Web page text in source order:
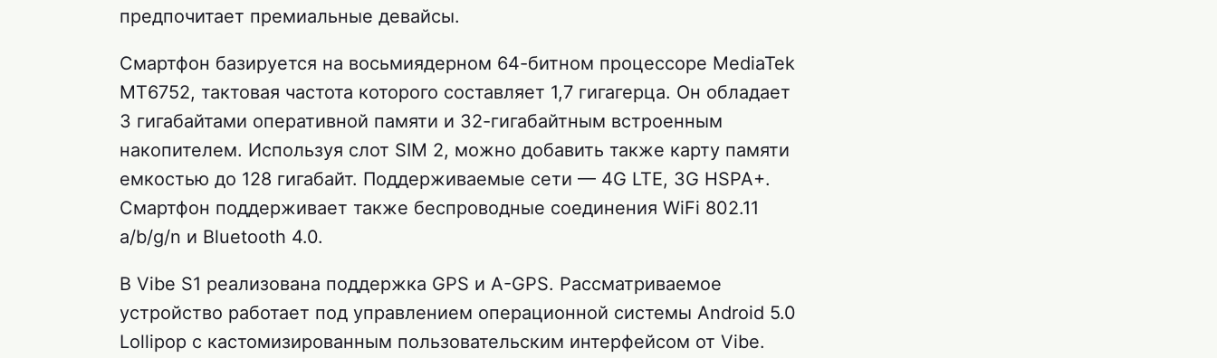
предпочитает премиальные девайсы.
Смартфон базируется на восьмиядерном 64-битном процессоре MediaTek
MT6752, тактовая частота которого составляет 1,7 гигагерца. Он обладает
3 гигабайтами оперативной памяти и 32-гигабайтным встроенным
накопителем. Используя слот SIM 2, можно добавить также карту памяти
емкостью до 128 гигабайт. Поддерживаемые сети — 4G LTE, 3G HSPA+.
Смартфон поддерживает также беспроводные соединения WiFi 802.11
a/b/g/n и Bluetooth 4.0.
В Vibe S1 реализована поддержка GPS и A-GPS. Рассматриваемое
устройство работает под управлением операционной системы Android 5.0
Lollipop с кастомизированным пользовательским интерфейсом от Vibe.